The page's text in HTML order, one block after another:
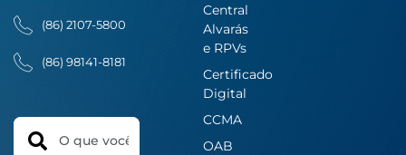
(86) 2107-5800
(86) 98141-8181
Search
Central
Alvarás
e RPVs
Certificado
Digital
CCMA
OAB